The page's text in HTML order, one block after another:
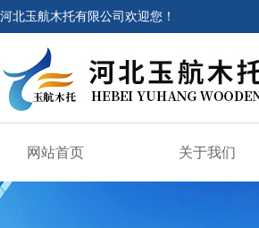
河北玉航木托有限公司欢迎您！
网站首页 关于我们